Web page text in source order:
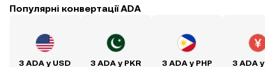
Популярні конвертації ADA
З ADA у USD З ADA у PKR З ADA у PHP З ADA